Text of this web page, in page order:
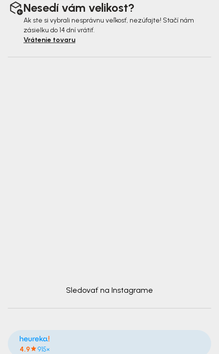
Nesedí vám velikost?
Ak ste si vybrali nesprávnu veľkosť, nezúfajte! Stačí nám
zásielku do 14 dní vrátiť.
Vrátenie tovaru
Sledovať na Instagrame
4.9 915×